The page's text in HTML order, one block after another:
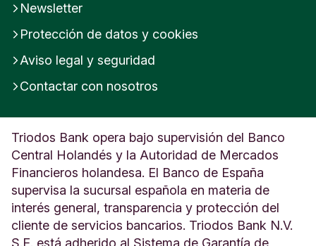
Newsletter
Protección de datos y cookies
Aviso legal y seguridad
Contactar con nosotros
Triodos Bank opera bajo supervisión del Banco
Central Holandés y la Autoridad de Mercados
Financieros holandesa. El Banco de España
supervisa la sucursal española en materia de
interés general, transparencia y protección del
cliente de servicios bancarios. Triodos Bank N.V.
S.E. está adherido al Sistema de Garantía de